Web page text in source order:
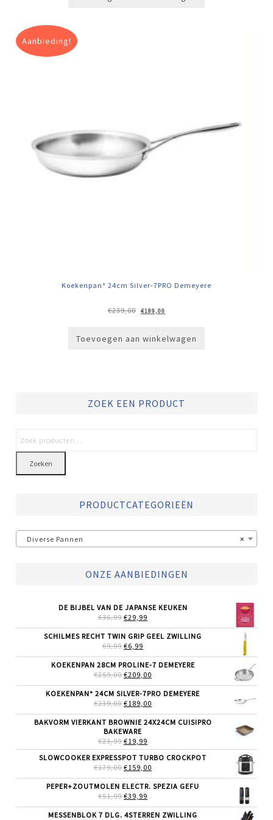
Aanbieding!
Koekenpan* 24cm Silver-7PRO Demeyere
€239,00
Oorspronkelijke
prijs
€189,00
prijs
Toevoegen aan winkelwagen
ZOEK EEN PRODUCT
Zoeken
PRODUCTCATEGORIEËN
×
Diverse Pannen
ONZE AANBIEDINGEN
DE BIJBEL VAN DE JAPANSE KEUKEN
€36,99 OORSPRONKELIJKE
WAS:
€36,99.
€29,99
IS:
SCHILMES RECHT TWIN GRIP GEEL ZWILLING
€9,99 OORSPRONKELIJKE
WAS:
€9,99.
€6,99
IS:
€6,99.
KOEKENPAN 28CM PROLINE-7 DEMEYERE
€259,00 OORSPRONKELIJKE
WAS:
€259,00.
€209,00
IS:
KOEKENPAN* 24CM SILVER-7PRO DEMEYERE
€239,00 OORSPRONKELIJKE
WAS:
€239,00.
€189,00
IS:
BAKVORM VIERKANT BROWNIE 24X24CM CUISIPRO
BAKEWARE
€23,99 OORSPRONKELIJKE
PRIJS
WAS:
€23,99.
€19,99
PRIJS
IS:
€19,99.
SLOWCOOKER EXPRESSPOT TURBO CROCKPOT
€179,00 OORSPRONKELIJKE
WAS:
€179,00.
€159,00
IS:
PEPER+ZOUTMOLEN ELECTR. SPEZIA GEFU
€51,99 OORSPRONKELIJKE
WAS:
€39,99
IS:
MESSENBLOK 7 DLG. 4STERREN ZWILLING